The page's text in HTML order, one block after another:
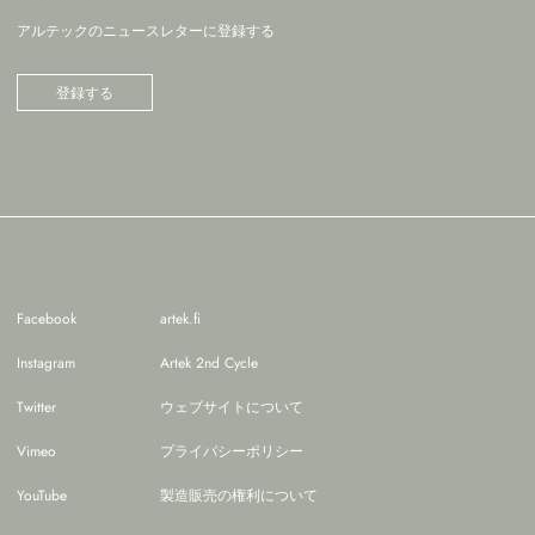
アルテックのニュースレターに登録する
登録する
Facebook
Instagram
Twitter
Vimeo
YouTube
artek.fi
Artek 2nd Cycle
ウェブサイトについて
プライバシーポリシー
製造販売の権利について